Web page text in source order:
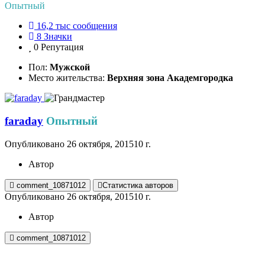
Опытный
16,2 тыс сообщения
8 Значки
0 Репутация
Пол: Мужской
Место жительства: Верхняя зона Академгородка
faraday Опытный
Опубликовано 26 октября, 201510 г.
Автор
comment_10871012 Статистика авторов
Опубликовано 26 октября, 201510 г.
Автор
comment_10871012